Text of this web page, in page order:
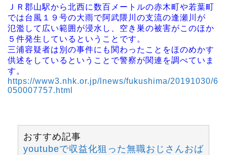
ＪＲ郡山駅から北西に数百メートルの赤木町や若葉町
では台風１９号の大雨で阿武隈川の支流の逢瀬川が
氾濫して広い範囲が浸水し、空き巣の被害がこのほか
５件発生しているということです。
三浦容疑者は別の事件にも関わったことをほのめかす
供述をしているということで警察が関連を調べていま
す。
https://www3.nhk.or.jp/lnews/fukushima/20191030/6
050007757.html
おすすめ記事
youtubeで収益化狙った無職おじさんおば